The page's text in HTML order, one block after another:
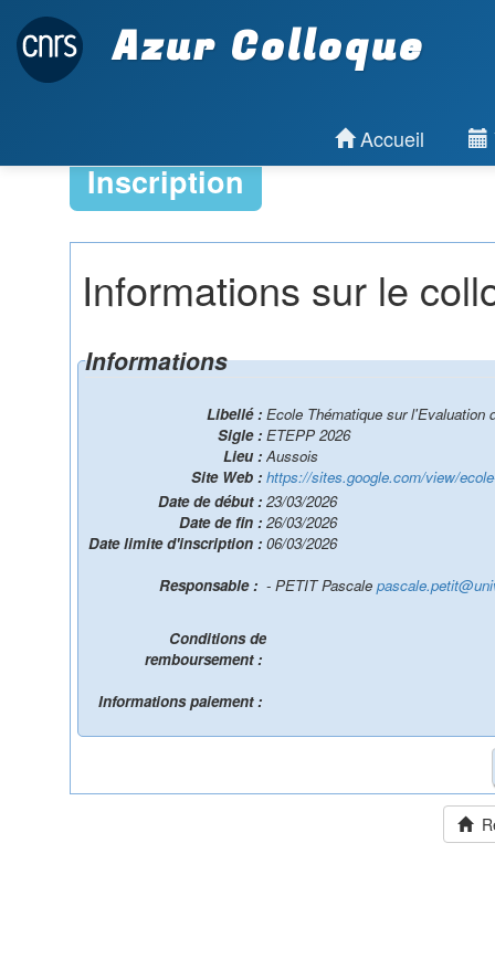
Azur Colloque
Accueil
Inscription
Informations sur le
Informations
Libellé : Ecole Thématique sur l'Evaluation
Sigle : ETEPP 2026
Lieu : Aussois
Site Web : https://sites.google.com/view/
Date de début : 23/03/2026
Date de fin : 26/03/2026
Date limite d'inscription : 06/03/2026
- PETIT Pascale
Conditions de
remboursement :
Informations paiement :